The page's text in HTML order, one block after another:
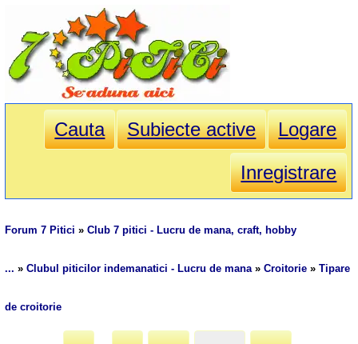
Cauta Subiecte active
Logare
Inregistrare
Forum 7 Pitici »Club 7 pitici - Lucru de mana, craft, hobby
... »Clubul piticilor indemanatici - Lucru de mana»Croitorie »Tipare
de croitorie